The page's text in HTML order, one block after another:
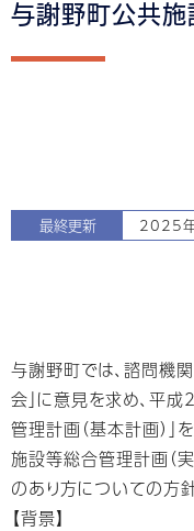
与謝野町公共
最終更新 2025
与謝野町では、諮問機
会」に意見を求め、平
管理計画（基本計画）
施設等総合管理計画（
のあり方についての方
【背景】